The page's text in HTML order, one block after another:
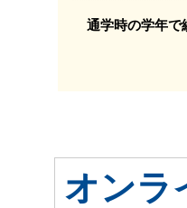
通学時の学年で
オン